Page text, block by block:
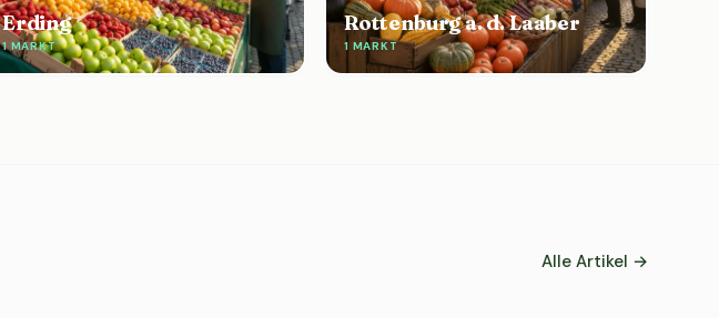
Erding
1 MARKT
Rottenburg a. d. Laaber
1 MARKT
Alle Artikel →